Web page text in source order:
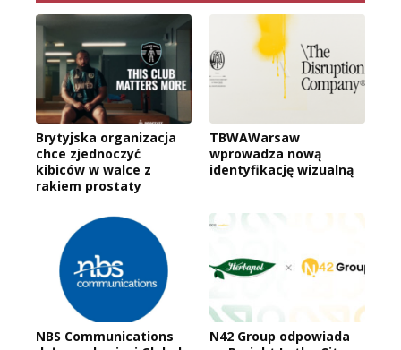
Brytyjska organizacja
chce zjednoczyć
kibiców w walce z
rakiem prostaty
TBWAWarsaw
wprowadza nową
identyfikację wizualną
NBS Communications
N42 Group odpowiada